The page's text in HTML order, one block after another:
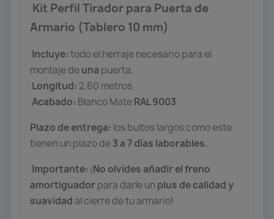
Kit Perfil Tirador para Puerta de
Armario (Tablero 10 mm)
Incluye:todo el herraje necesario para el
montaje deuna puerta.
Longitud: 2,60 metros
Acabado: Blanco MateRAL 9003
Plazo de entrega: los bultos largos como este
tienen un plazo de3 a 7 días laborables.
Importante: ¡No olvides añadir el freno
amortiguadorpara darle un plus de calidad y
suavidad al cierre de tu armario!